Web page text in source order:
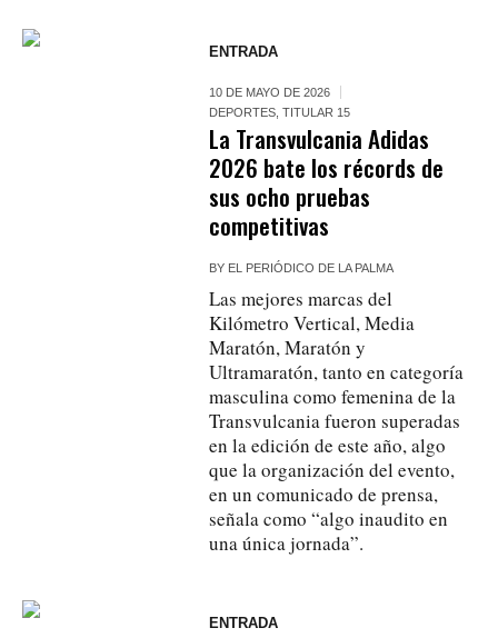
ENTRADA
10 DE MAYO DE 2026
DEPORTES ,TITULAR 15
La Transvulcania Adidas
2026 bate los récords de
sus ocho pruebas
competitivas
BY EL PERIÓDICO DE LA PALMA
Las mejores marcas del
Kilómetro Vertical, Media
Maratón, Maratón y
Ultramaratón, tanto en categoría
masculina como femenina de la
Transvulcania fueron superadas
en la edición de este año, algo
que la organización del evento,
en un comunicado de prensa,
señala como “algo inaudito en
una única jornada”.
ENTRADA